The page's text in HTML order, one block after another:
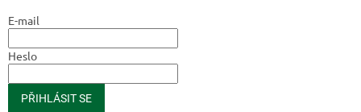
E-mail
Heslo
PŘIHLÁSIT SE